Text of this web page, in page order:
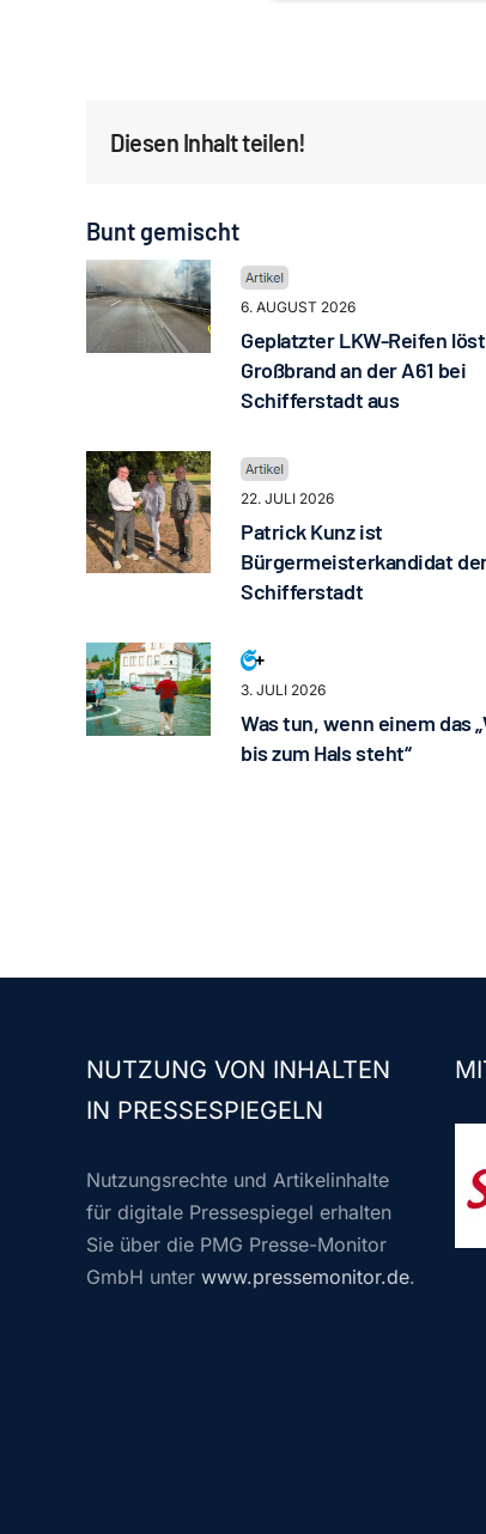
Diesen Inhalt teilen!
Bunt gemischt
6. AUGUST 2026
Geplatzter LKW-Reifen löst
Großbrand an der A61 bei
Schifferstadt aus
22. JULI 2026
Patrick Kunz ist
Bürgermeisterkandidat der
Schifferstadt
3. JULI 2026
Was tun, wenn einem das
bis zum Hals steht“
NUTZUNG VON INHALTEN
IN PRESSESPIEGELN
Nutzungsrechte und Artikelinhalte
für digitale Pressespiegel erhalten
Sie über die PMG Presse-Monitor
GmbH unter www.pressemonitor.de.